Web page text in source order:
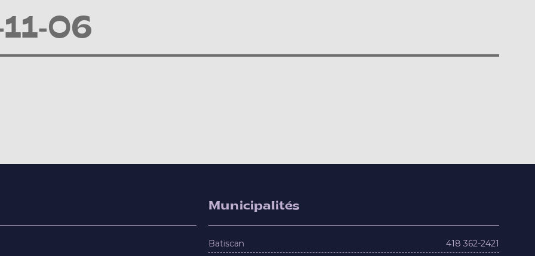
06
Municipalités
Batiscan
418 362-2421